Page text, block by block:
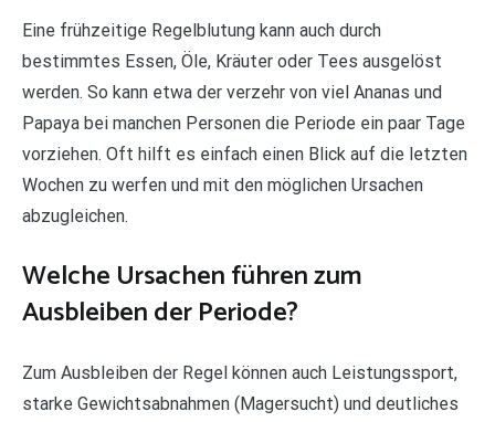
Eine frühzeitige Regelblutung kann auch durch
bestimmtes Essen, Öle, Kräuter oder Tees ausgelöst
werden. So kann etwa der verzehr von viel Ananas und
Papaya bei manchen Personen die Periode ein paar Tage
vorziehen. Oft hilft es einfach einen Blick auf die letzten
Wochen zu werfen und mit den möglichen Ursachen
abzugleichen.
Welche Ursachen führen zum
Ausbleiben der Periode?
Zum Ausbleiben der Regel können auch Leistungssport,
starke Gewichtsabnahmen (Magersucht) und deutliches